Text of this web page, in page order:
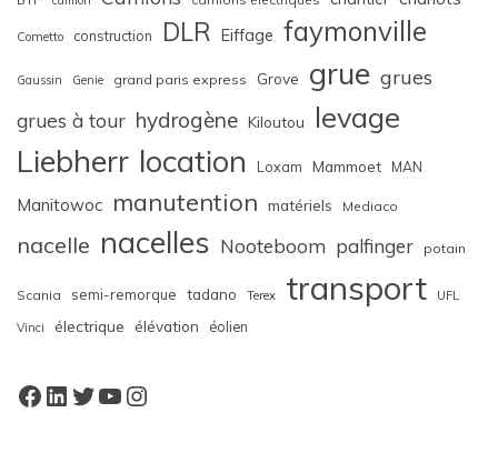
Cometto construction DLR Eiffage faymonville
Gaussin Genie grand paris express Grove grue grues
grues à tour hydrogène Kiloutou levage
Liebherr location Loxam Mammoet MAN
Manitowoc manutention matériels Mediaco
nacelle nacelles Nooteboom palfinger potain
Scania semi-remorque tadano Terex transport UFL
Vinci électrique élévation éolien
Facebook
LinkedIn
Twitter
YouTube
Instagram